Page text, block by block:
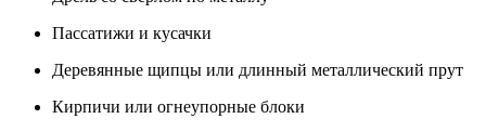
Пассатижи и кусачки
Деревянные щипцы или длинный металлический прут
Кирпичи или огнеупорные блоки